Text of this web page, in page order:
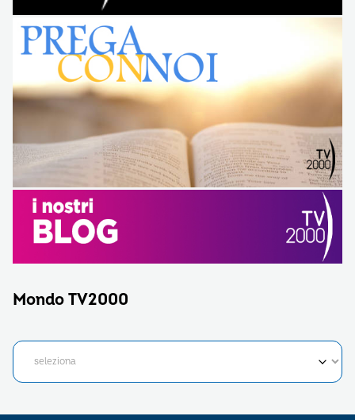
Mondo TV2000